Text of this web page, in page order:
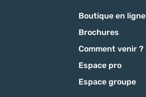
Boutique en ligne
Brochures
Comment venir ?
Espace pro
Espace groupe